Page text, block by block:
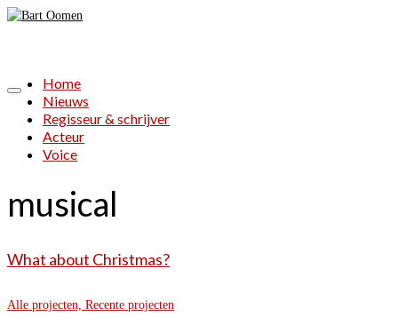
Home
Nieuws
Regisseur & schrijver
Acteur
Voice
musical
What about Christmas?
Alle projecten, Recente projecten